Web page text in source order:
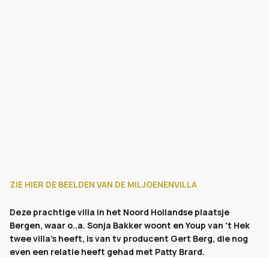
ZIE HIER DE BEELDEN VAN DE MILJOENENVILLA
Deze prachtige villa in het Noord Hollandse plaatsje
Bergen, waar o..a. Sonja Bakker woont en Youp van 't Hek
twee villa's heeft, is van tv producent Gert Berg, die nog
even een relatie heeft gehad met Patty Brard.